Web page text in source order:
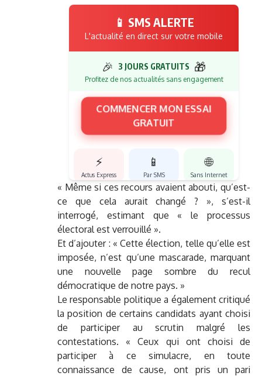
📱 SMS ALERTE
L'actualité en direct sur votre mobile
🎉 3 JOURS GRATUITS 🎁
Profitez de nos actualités sans engagement
COMMENCER MON ESSAI
GRATUIT
⚡
Actus Express
📱
Par SMS
🌐
Sans Internet
« Même si ces recours avaient abouti, qu’est-
ce que cela aurait changé ? », s’est-il
interrogé, estimant que « le processus
électoral est verrouillé ».
Et d’ajouter : « Cette élection, telle qu’elle est
imposée, n’est qu’une mascarade, marquant
une nouvelle page sombre du recul
démocratique de notre pays. »
Le responsable politique a également critiqué
la position de certains candidats ayant choisi
de participer au scrutin malgré les
contestations. « Ceux qui ont choisi de
participer à ce simulacre, en toute
connaissance de cause, ont pris un pari